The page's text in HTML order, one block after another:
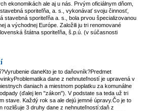
ekonomikách ale aj u nás. Prvým oficiálnym dňom,
sporiteľňa, a. s., vykonávať svoju činnosť,
stavebná sporiteľňa a. s., bola prvou špecializovanou
a východnej Európe. Založili ju tri renomované
štátna sporiteľňa, š.p.ú. (v súčasnosti
daneKto je to daňovník?Predmet
dane z nehnuteľností je upravená v
daniach a miestnom poplatku za komunálne
(ďalej len "zákon"). V podstate sa teda už tri
stave. Každý rok sa ale dejú jemné úpravy.Čo je to
rozlišuje 3 druhy dane z nehnuteľností:daň z